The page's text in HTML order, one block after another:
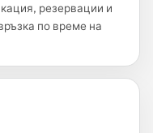
резервации и
по време на